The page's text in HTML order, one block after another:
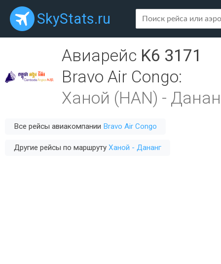
SkyStats.ru
Авиарейс K6 3171
Bravo Air Congo:
Ханой (HAN) -
Все рейсы авиакомпании Bravo Air Congo
Другие рейсы по маршруту Ханой - Дананг